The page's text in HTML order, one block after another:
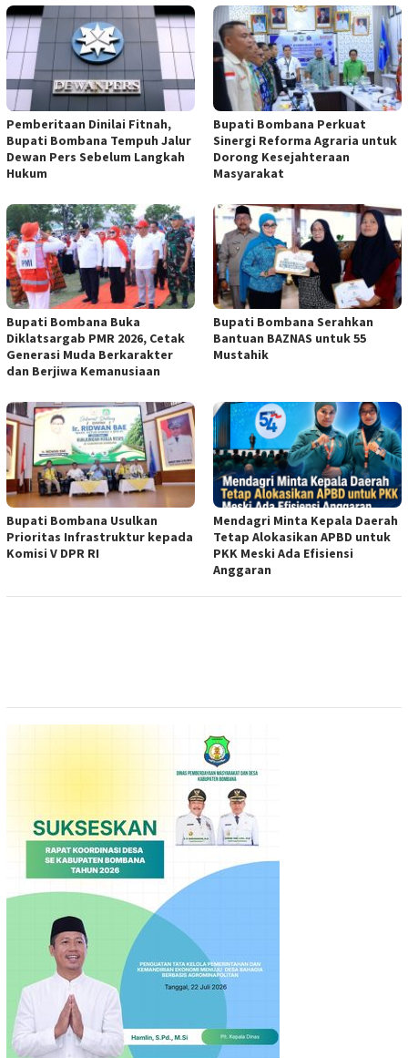
Pemberitaan Dinilai Fitnah,
Bupati Bombana Tempuh Jalur
Dewan Pers Sebelum Langkah
Hukum
Bupati Bombana Perkuat
Sinergi Reforma Agraria untuk
Dorong Kesejahteraan
Masyarakat
Bupati Bombana Buka
Diklatsargab PMR 2026, Cetak
Generasi Muda Berkarakter
dan Berjiwa Kemanusiaan
Bupati Bombana Serahkan
Bantuan BAZNAS untuk 55
Mustahik
Bupati Bombana Usulkan
Prioritas Infrastruktur kepada
Komisi V DPR RI
Mendagri Minta Kepala Daerah
Tetap Alokasikan APBD untuk
PKK Meski Ada Efisiensi
Anggaran